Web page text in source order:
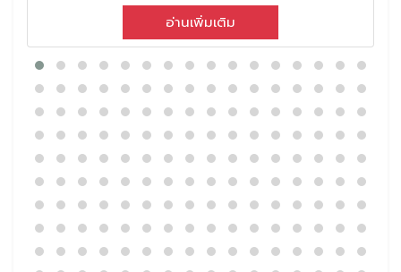
อ่านเพิ่มเติม